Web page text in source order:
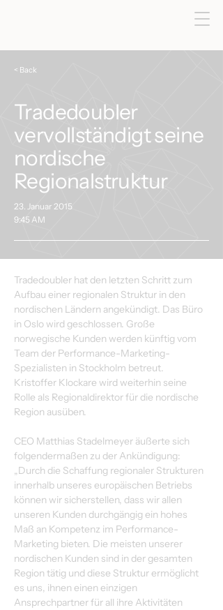
< Back
Tradedoubler
vervollständigt seine
nordische
Regionalstruktur
23. Januar 2015
9:45 AM
Tradedoubler hat den letzten Schritt zum
Aufbau einer regionalen Struktur in den
nordischen Ländern angekündigt. Das Büro
in Oslo wird geschlossen. Große
norwegische Kunden werden künftig vom
Team der Performance-Marketing-
Spezialisten in Stockholm betreut.
Kristoffer Klockare wird weiterhin seine
Rolle als Regionaldirektor für die nordische
Region ausüben.
CEO Matthias Stadelmeyer äußerte sich
folgendermaßen zu der Ankündigung:
„Durch die Schaffung regionaler Strukturen
innerhalb unseres europäischen Betriebs
können wir sicherstellen, dass wir allen
unseren Kunden durchgängig ein hohes
Maß an Kompetenz im Performance-
Marketing bieten. Die meisten unserer
nordischen Kunden sind in der gesamten
Region tätig und diese Struktur ermöglicht
es uns, ihnen einen einzigen
Ansprechpartner für all ihre Aktivitäten